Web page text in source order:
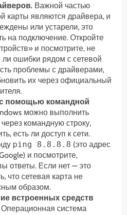
Важной частью
карты являются драйвера, и
или устарели, это
на подключение. Откройте
и посмотрите, не
ошибки рядом с сетевой
проблемы с драйверами,
их через официальный
с помощью командной
можно выполнить
через командную строку,
есть ли доступ к сети.
ping 8.8.8.8 (это адрес
и посмотрите,
ответы. Если нет — это
что сетевая карта не
образом.
встроенных средств
Операционная система